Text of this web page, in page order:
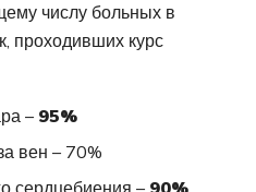
числу больных в
проходивших курс
– 95%
вен – 70%